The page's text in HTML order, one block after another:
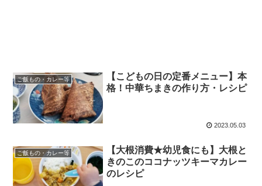
ご飯もの・カレー等
【こどもの日の定番メニュー】本
格！中華ちまきの作り方・レシピ
2023.05.03
ご飯もの・カレー等
【大根消費★幼児食にも】大根と
きのこのココナッツキーマカレー
のレシピ